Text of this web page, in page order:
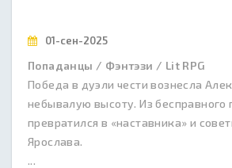
01-сен-2025
Попаданцы / Фэнтэзи / Lit RPG
Победа в дуэли чести вознесла
небывалую высоту. Из бесправного
превратился в «наставника» и
Ярослава.
...